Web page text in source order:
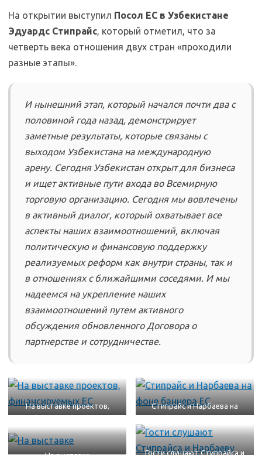
На открытии выступил Посол ЕС в Узбекистане
Эдуардс Стипрайс, который отметил, что за
четверть века отношения двух стран «проходили
разные этапы».
И нынешний этап, который начался почти два с
половиной года назад, демонстрирует
заметные результаты, которые связаны с
выходом Узбекистана на международную
арену. Сегодня Узбекистан открыт для бизнеса
и ищет активные пути входа во Всемирную
торговую организацию. Сегодня мы вовлечены
в активный диалог, который охватывает все
аспекты наших взаимоотношений, включая
политическую и финансовую поддержку
реализуемых реформ как внутри страны, так и
в отношениях с ближайшими соседями. И мы
надеемся на укрепление наших
взаимоотношений путем активного
обсуждения обновленного Договора о
партнерстве и сотрудничестве.
На выставке проектов,
Стипрайс и Нарбаева на
Гости слушают Стипрайса и